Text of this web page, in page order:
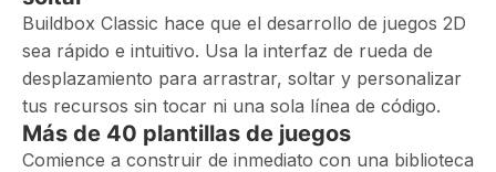
Buildbox Classic hace que el desarrollo de juegos 2D
sea rápido e intuitivo. Usa la interfaz de rueda de
desplazamiento para arrastrar, soltar y personalizar
tus recursos sin tocar ni una sola línea de código.
Más de 40 plantillas de juegos
Comience a construir de inmediato con una biblioteca